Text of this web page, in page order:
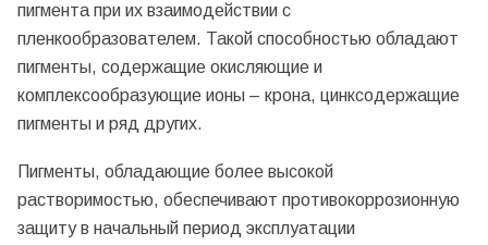
пигмента при их взаимодействии с
пленкообразователем. Такой способностью обладают
пигменты, содержащие окисляющие и
комплексообразующие ионы – крона, цинксодержащие
пигменты и ряд других.
Пигменты, обладающие более высокой
растворимостью, обеспечивают противокоррозионную
защиту в начальный период эксплуатации